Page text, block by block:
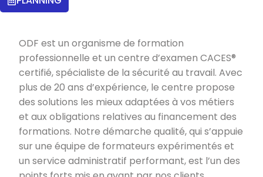
ODF est un organisme de formation
professionnelle et un centre d’examen CACES®
certifié, spécialiste de la sécurité au travail. Avec
plus de 20 ans d’expérience, le centre propose
des solutions les mieux adaptées à vos métiers
et aux obligations relatives au financement des
formations. Notre démarche qualité, qui s’appuie
sur une équipe de formateurs expérimentés et
un service administratif performant, est l’un des